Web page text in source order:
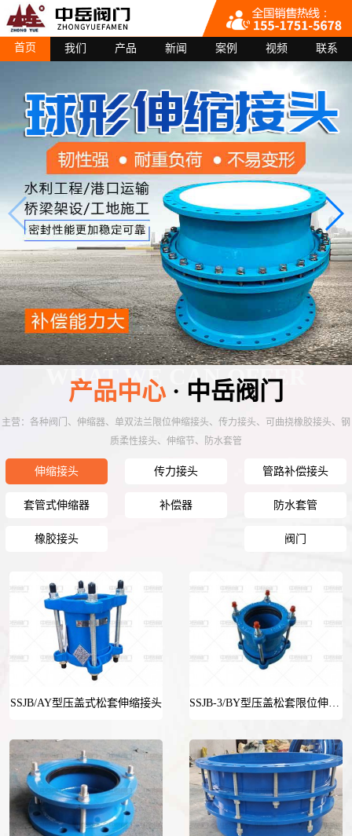
首页 我们 产品 新闻 案例 视频 联系
WHAT WE CAN OFFER
产品中心· 中岳阀门
主营：各种阀门、伸缩器、单双法兰限位伸缩接头、传力接头、可曲挠橡胶接头、钢
质柔性接头、伸缩节、防水套管
伸缩接头 传力接头 管路补偿接头
套管式伸缩器 补偿器 防水套管
橡胶接头 阀门
SSJB/AY型压盖式松套伸缩接头 SSJB-3/BY型压盖松套限位伸缩接头